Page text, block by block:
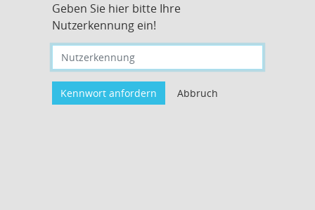
Geben Sie hier bitte Ihre
Nutzerkennung ein!